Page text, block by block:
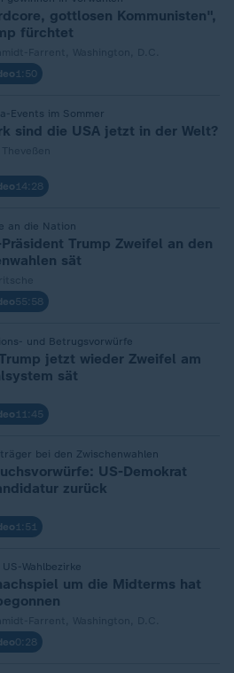
gottlosen Kommunisten",
fürchtet
1:50
Events im Sommer
sind die USA jetzt in der Welt?
14:28
an die Nation
Trump Zweifel an den
sät
55:58
und Betrugsvorwürfe
jetzt wieder Zweifel am
sät
11:45
bei den Zwischenwahlen
US-Demokrat
zurück
1:51
Wahlbezirke
um die Midterms hat
0:28